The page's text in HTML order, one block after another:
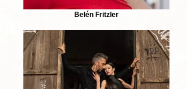
Belén Fritzler